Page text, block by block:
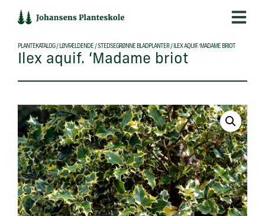
indholdet
PLANTEKATALOG/ LØVFÆLDENDE /STEDSEGRØNNE BLADPLANTER/ ILEX AQUIF. ‘MADAME BRIOT
Ilex aquif. ‘Madame briot